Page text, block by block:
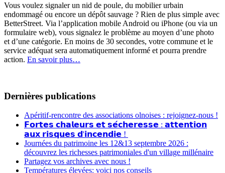
Vous voulez signaler un nid de poule, du mobilier urbain
endommagé ou encore un dépôt sauvage ? Rien de plus simple avec
BetterStreet. Via l’application mobile Android ou iPhone (ou via un
formulaire web), vous signalez le problème au moyen d’une photo
et d’une catégorie. En moins de 30 secondes, votre commune et le
service adéquat sera automatiquement informé et pourra prendre
action. En savoir plus…
Dernières publications
Apéritif-rencontre des associations olnoises : rejoignez-nous !
𝗙𝗼𝗿𝘁𝗲𝘀 𝗰𝗵𝗮𝗹𝗲𝘂𝗿𝘀 𝗲𝘁 𝘀𝗲́𝗰𝗵𝗲𝗿𝗲𝘀𝘀𝗲 : 𝗮𝘁𝘁𝗲𝗻𝘁𝗶𝗼𝗻
𝗮𝘂𝘅 𝗿𝗶𝘀𝗾𝘂𝗲𝘀 𝗱'𝗶𝗻𝗰𝗲𝗻𝗱𝗶𝗲 !
Journées du patrimoine les 12&13 septembre 2026 :
découvrez les richesses patrimoniales d'un village millénaire
Partagez vos archives avec nous !
Températures élevées: voici nos conseils